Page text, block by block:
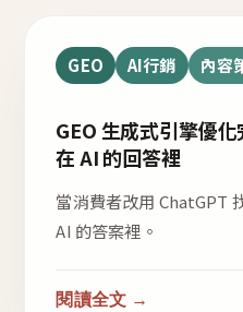
GEO AI行銷 內容
GEO 生成式引擎優
在 AI 的回答裡
當消費者改用 ChatGPT
AI 的答案裡。
閱讀全文 →